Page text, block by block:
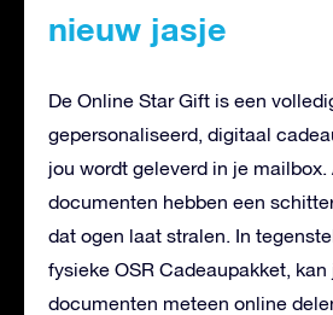
nieuw jasje
De Online Star Gift is een
gepersonaliseerd, digitaal
jou wordt geleverd in je mailbox.
documenten hebben een
dat ogen laat stralen. In
fysieke OSR Cadeaupakket,
documenten meteen online